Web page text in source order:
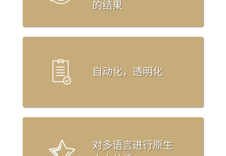
的结果
自动化，透明化
对多语言进行原生